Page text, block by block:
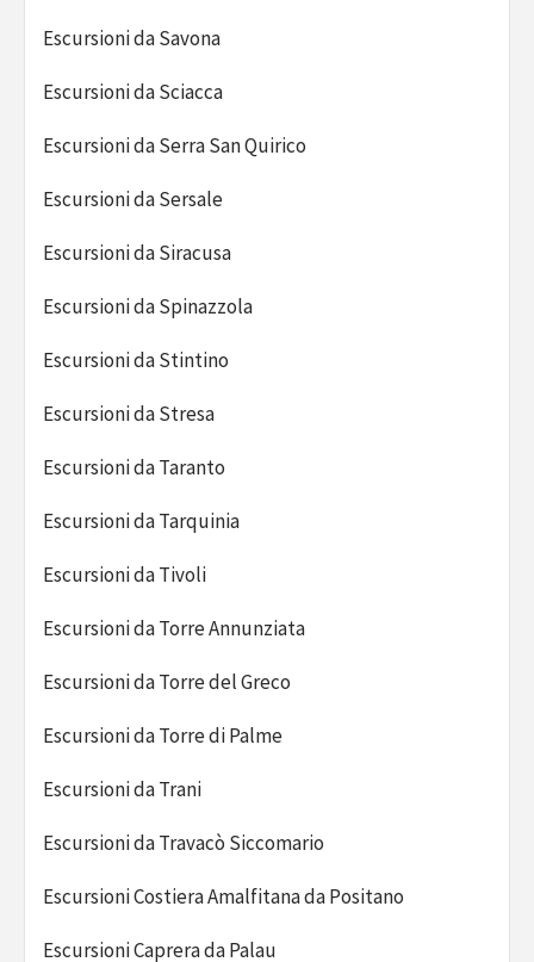
Escursioni da Savona
Escursioni da Sciacca
Escursioni da Serra San Quirico
Escursioni da Sersale
Escursioni da Siracusa
Escursioni da Spinazzola
Escursioni da Stintino
Escursioni da Stresa
Escursioni da Taranto
Escursioni da Tarquinia
Escursioni da Tivoli
Escursioni da Torre Annunziata
Escursioni da Torre del Greco
Escursioni da Torre di Palme
Escursioni da Trani
Escursioni da Travacò Siccomario
Escursioni Costiera Amalfitana da Positano
Escursioni Caprera da Palau